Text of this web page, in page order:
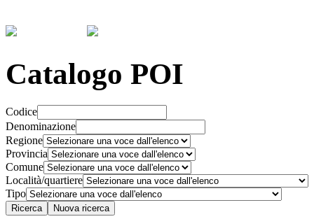
Catalogo POI
Codice
Denominazione
Regione
Provincia
Comune
Località/quartiere
Tipo